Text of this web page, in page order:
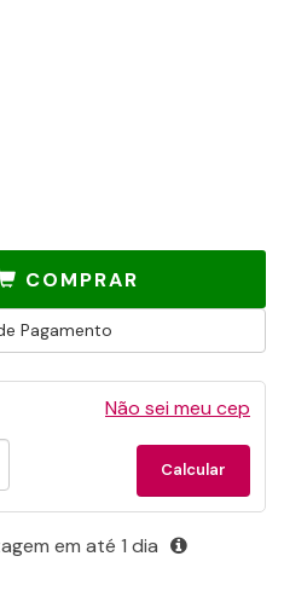
COMPRAR
Pagamento
Não sei meu cep
Calcular
em até 1 dia